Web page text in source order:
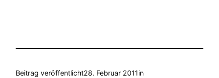
Beitrag veröffentlicht28. Februar 2011in